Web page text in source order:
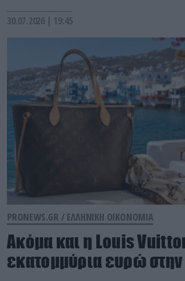
30.07.2026 | 19:45
PRONEWS.GR / ΕΛΛΗΝΙΚΗ ΟΙΚΟΝΟΜΙΑ
Ακόμα και η Louis
εκατομμύρια ευρώ